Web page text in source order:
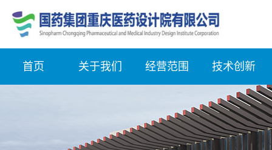
首页 关于我们 经营范围 技术创新